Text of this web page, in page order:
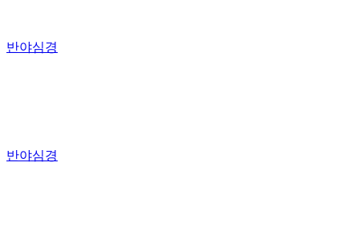
반야심경
반야심경